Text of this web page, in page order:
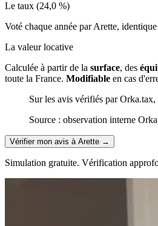
Le taux (24,0 %)
Voté chaque année par Arette,
La valeur locative
Calculée à partir de la surface, des
toute la France. Modifiable en cas
Sur les avis vérifiés par Orka.tax,
Source : observation interne
Vérifier mon avis à Arette →
Simulation gratuite. Vérification